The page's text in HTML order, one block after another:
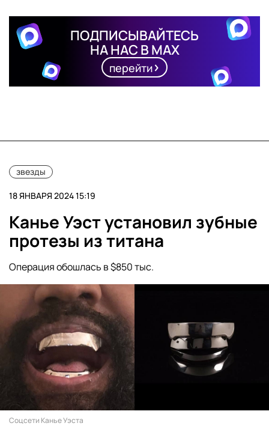
ПОДПИСЫВАЙТЕСЬ
НА НАС В MAX
перейти
звезды
18 ЯНВАРЯ 2024 15:19
Канье Уэст установил зубные
протезы из титана
Операция обошлась в $850 тыс.
Соцсети Канье Уэста